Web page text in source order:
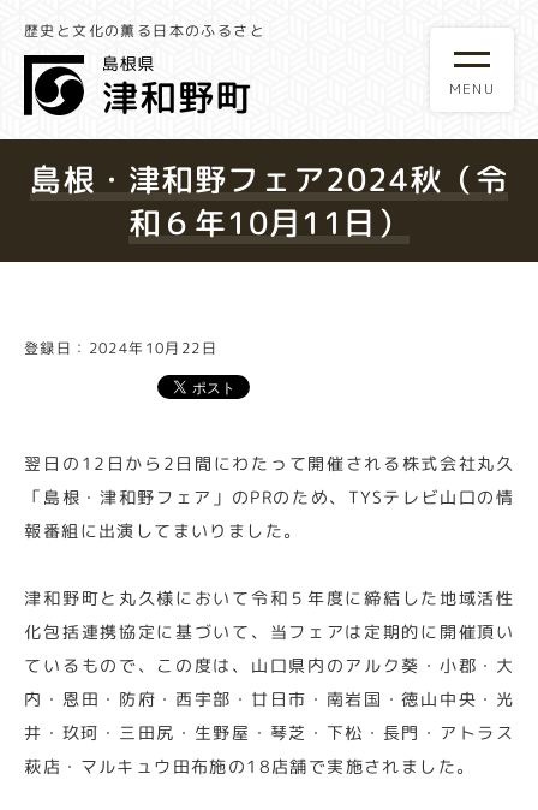
歴史と文化の薫る日本のふるさと
島根・津和野フェア2024秋（令
和６年10月11日）
登録日：2024年10月22日
翌日の12日から2日間にわたって開催される株式会社丸久
「島根・津和野フェア」のPRのため、TYSテレビ山口の情
報番組に出演してまいりました。
津和野町と丸久様において令和５年度に締結した地域活性
化包括連携協定に基づいて、当フェアは定期的に開催頂い
ているもので、この度は、山口県内のアルク葵・小郡・大
内・恩田・防府・西宇部・廿日市・南岩国・徳山中央・光
井・玖珂・三田尻・生野屋・琴芝・下松・長門・アトラス
萩店・マルキュウ田布施の18店舗で実施されました。